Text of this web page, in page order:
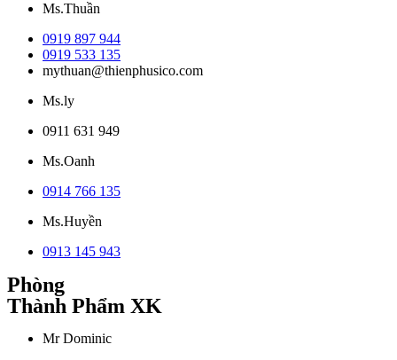
Ms.Thuần
0919 897 944
0919 533 135
mythuan@thienphusico.com
Ms.ly
0911 631 949
Ms.Oanh
0914 766 135
Ms.Huyền
0913 145 943
Phòng
Thành Phẩm XK
Mr Dominic